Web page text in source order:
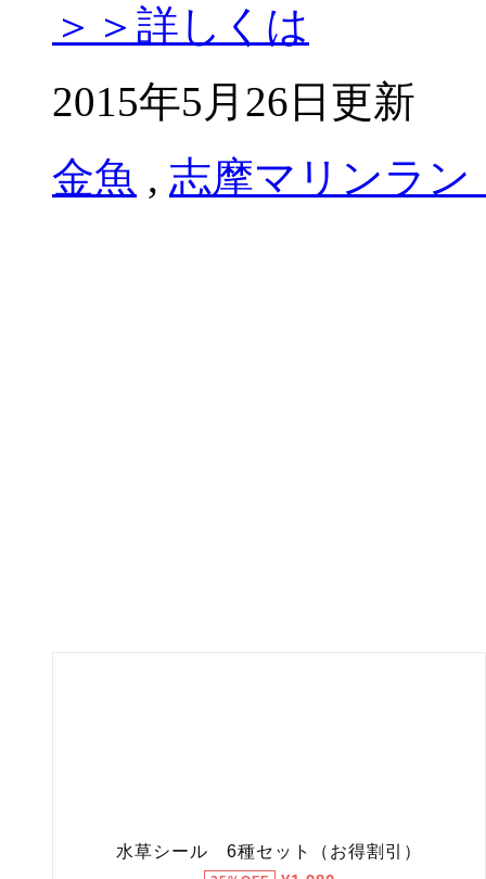
＞＞詳しくは
2015年5月26日更新
金魚 , 志摩マリンラン